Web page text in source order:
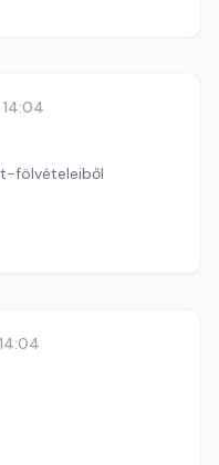
14:04
fölvételeiből
14:04